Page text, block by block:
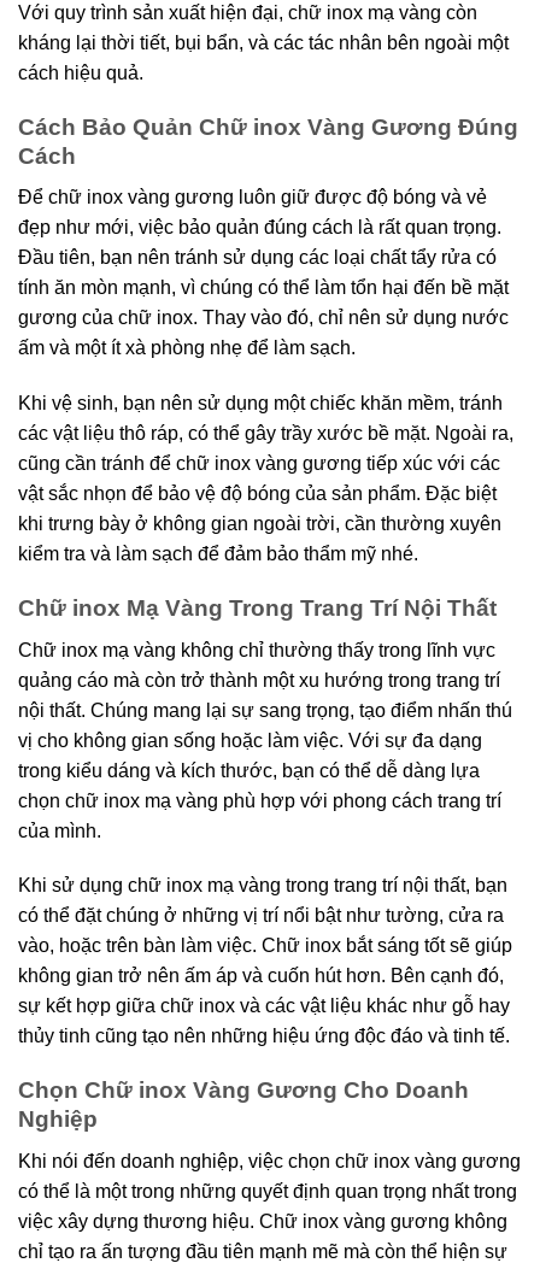
Với quy trình sản xuất hiện đại, chữ inox mạ vàng còn
kháng lại thời tiết, bụi bẩn, và các tác nhân bên ngoài một
cách hiệu quả.
Cách Bảo Quản Chữ inox Vàng Gương Đúng
Cách
Để chữ inox vàng gương luôn giữ được độ bóng và vẻ
đẹp như mới, việc bảo quản đúng cách là rất quan trọng.
Đầu tiên, bạn nên tránh sử dụng các loại chất tẩy rửa có
tính ăn mòn mạnh, vì chúng có thể làm tổn hại đến bề mặt
gương của chữ inox. Thay vào đó, chỉ nên sử dụng nước
ấm và một ít xà phòng nhẹ để làm sạch.
Khi vệ sinh, bạn nên sử dụng một chiếc khăn mềm, tránh
các vật liệu thô ráp, có thể gây trầy xước bề mặt. Ngoài ra,
cũng cần tránh để chữ inox vàng gương tiếp xúc với các
vật sắc nhọn để bảo vệ độ bóng của sản phẩm. Đặc biệt
khi trưng bày ở không gian ngoài trời, cần thường xuyên
kiểm tra và làm sạch để đảm bảo thẩm mỹ nhé.
Chữ inox Mạ Vàng Trong Trang Trí Nội Thất
Chữ inox mạ vàng không chỉ thường thấy trong lĩnh vực
quảng cáo mà còn trở thành một xu hướng trong trang trí
nội thất. Chúng mang lại sự sang trọng, tạo điểm nhấn thú
vị cho không gian sống hoặc làm việc. Với sự đa dạng
trong kiểu dáng và kích thước, bạn có thể dễ dàng lựa
chọn chữ inox mạ vàng phù hợp với phong cách trang trí
của mình.
Khi sử dụng chữ inox mạ vàng trong trang trí nội thất, bạn
có thể đặt chúng ở những vị trí nổi bật như tường, cửa ra
vào, hoặc trên bàn làm việc. Chữ inox bắt sáng tốt sẽ giúp
không gian trở nên ấm áp và cuốn hút hơn. Bên cạnh đó,
sự kết hợp giữa chữ inox và các vật liệu khác như gỗ hay
thủy tinh cũng tạo nên những hiệu ứng độc đáo và tinh tế.
Chọn Chữ inox Vàng Gương Cho Doanh
Nghiệp
Khi nói đến doanh nghiệp, việc chọn chữ inox vàng gương
có thể là một trong những quyết định quan trọng nhất trong
việc xây dựng thương hiệu. Chữ inox vàng gương không
chỉ tạo ra ấn tượng đầu tiên mạnh mẽ mà còn thể hiện sự